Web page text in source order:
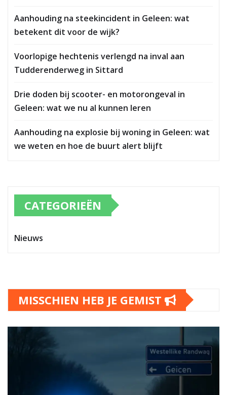
Aanhouding na steekincident in Geleen: wat
betekent dit voor de wijk?
Voorlopige hechtenis verlengd na inval aan
Tudderenderweg in Sittard
Drie doden bij scooter- en motorongeval in
Geleen: wat we nu al kunnen leren
Aanhouding na explosie bij woning in Geleen: wat
we weten en hoe de buurt alert blijft
CATEGORIEËN
Nieuws
MISSCHIEN HEB JE GEMIST